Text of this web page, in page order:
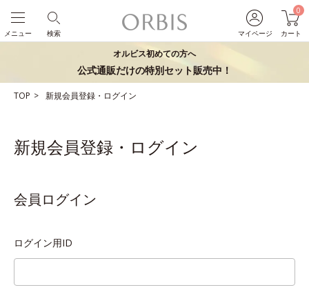
マイページ
0
カート
検索
メニュー
オルビス初めての方へ
公式通販だけの特別セット販売中！
TOP 新規会員登録・ログイン
新規会員登録・ログイン
会員ログイン
ログイン用ID